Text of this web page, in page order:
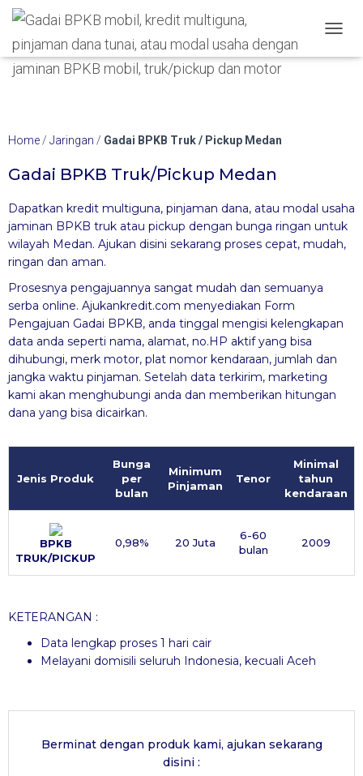
Home / Jaringan / Gadai BPKB Truk / Pickup Medan
Gadai BPKB Truk/pickup Medan
Dapatkan kredit multiguna, pinjaman dana, atau modal usaha
jaminan BPKB truk atau pickup dengan bunga ringan untuk
wilayah Medan. Ajukan disini sekarang proses cepat, mudah,
ringan dan aman.
Prosesnya pengajuannya sangat mudah dan semuanya
serba online. Ajukankredit.com menyediakan Form
Pengajuan Gadai BPKB, anda tinggal mengisi kelengkapan
data anda seperti nama, alamat, no.HP aktif yang bisa
dihubungi, merk motor, plat nomor kendaraan, jumlah dan
jangka waktu pinjaman. Setelah data terkirim, marketing
kami akan menghubungi anda dan memberikan hitungan
dana yang bisa dicairkan.
Jenis Produk
Bunga
per
bulan
Minimum
Pinjaman
Tenor
Minimal
tahun
kendaraan
BPKB
TRUK/PICKUP
0,98% 20 Juta
6-60
bulan
2009
KETERANGAN :
Data lengkap proses 1 hari cair
Melayani domisili seluruh Indonesia, kecuali Aceh
Berminat dengan produk kami, ajukan sekarang
disini :